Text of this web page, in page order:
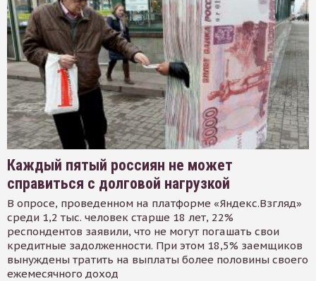
Каждый пятый россиян не может
справиться с долговой нагрузкой
В опросе, проведенном на платформе «Яндекс.Взгляд»
среди 1,2 тыс. человек старше 18 лет, 22%
респондентов заявили, что не могут погашать свои
кредитные задолженности. При этом 18,5% заемщиков
вынуждены тратить на выплаты более половины своего
ежемесячного доход